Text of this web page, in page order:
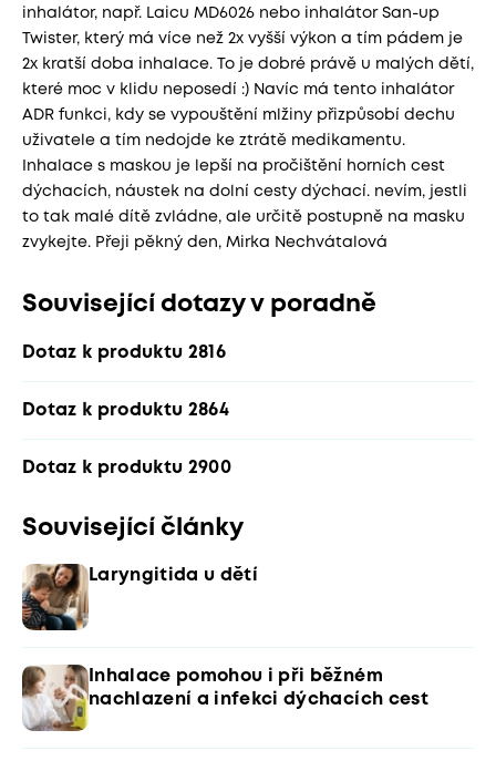
inhalátor, např. Laicu MD6026 nebo inhalátor San-up
Twister, který má více než 2x vyšší výkon a tím pádem je
2x kratší doba inhalace. To je dobré právě u malých dětí,
které moc v klidu neposedí :) Navíc má tento inhalátor
ADR funkci, kdy se vypouštění mlžiny přizpůsobí dechu
uživatele a tím nedojde ke ztrátě medikamentu.
Inhalace s maskou je lepší na pročištění horních cest
dýchacích, náustek na dolní cesty dýchací. nevím, jestli
to tak malé dítě zvládne, ale určitě postupně na masku
zvykejte. Přeji pěkný den, Mirka Nechvátalová
Související dotazy v poradně
Dotaz k produktu 2816
Dotaz k produktu 2864
Dotaz k produktu 2900
Související články
Laryngitida u dětí
Inhalace pomohou i při běžném
nachlazení a infekci dýchacích cest